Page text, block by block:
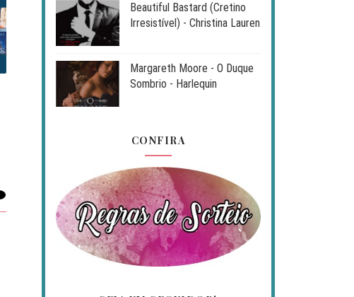
Beautiful Bastard (Cretino
Irresistível) - Christina Lauren
Margareth Moore - O Duque
Sombrio - Harlequin
CONFIRA